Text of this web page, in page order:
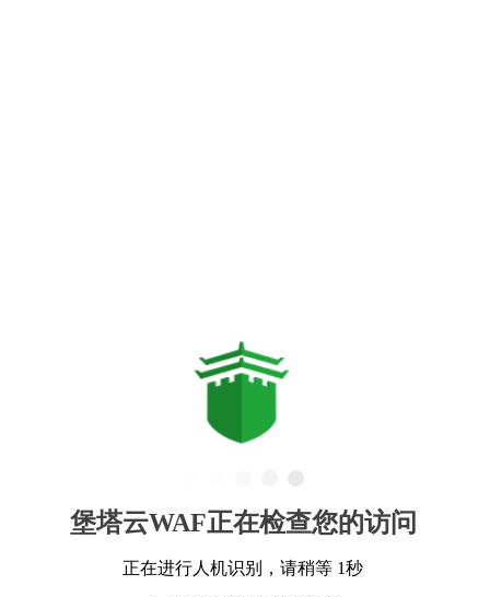
堡塔云WAF正在检查您的访问
正在进行人机识别，请稍等 1秒